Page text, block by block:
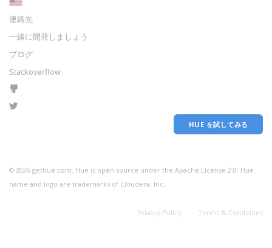
連絡先
一緒に開発しましょう
ブログ
Stackoverflow
HUE を試してみる
© 2026 gethue.com. Hue is open source under the Apache License 2.0. Hue
name and logo are trademarks of Cloudera, Inc.
Privacy Policy Terms & Conditions